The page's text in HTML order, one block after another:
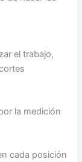
el trabajo,
la medición
cada posición